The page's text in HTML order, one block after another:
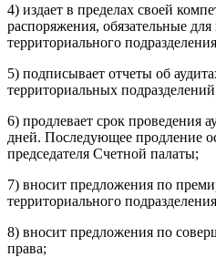
4) издает в пределах своей
распоряжения, обязательные
территориального
5) подписывает отчеты об
территориальных
6) продлевает срок проведения
дней. Последующее продление
председателя Счетной палаты;
7) вносит предложения по
территориального
8) вносит предложения по
права;